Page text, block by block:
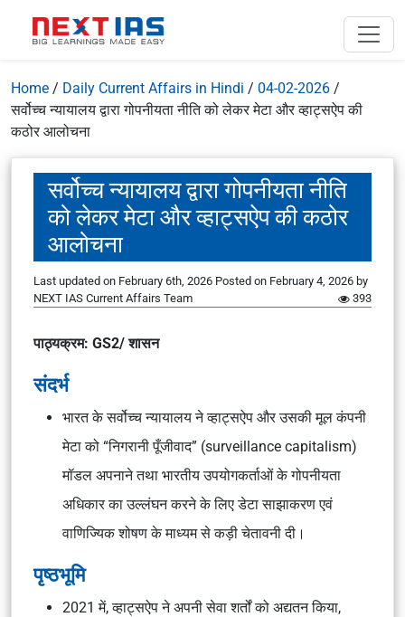
Home / Daily Current Affairs in Hindi / 04-02-2026 /
सर्वोच्च न्यायालय द्वारा गोपनीयता नीति को लेकर मेटा और व्हाट्सऐप की
कठोर आलोचना
सर्वोच्च न्यायालय द्वारा गोपनीयता नीति
को लेकर मेटा और व्हाट्सऐप की कठोर
आलोचना
Last updated on February 6th, 2026 Posted on February 4, 2026 by
NEXT IAS Current Affairs Team
393
पाठ्यक्रम: GS2/ शासन
संदर्भ
भारत के सर्वोच्च न्यायालय ने व्हाट्सऐप और उसकी मूल कंपनी
मेटा को “निगरानी पूँजीवाद” (surveillance capitalism)
मॉडल अपनाने तथा भारतीय उपयोगकर्ताओं के गोपनीयता
अधिकार का उल्लंघन करने के लिए डेटा साझाकरण एवं
वाणिज्यिक शोषण के माध्यम से कड़ी चेतावनी दी।
पृष्ठभूमि
2021 में, व्हाट्सऐप ने अपनी सेवा शर्तों को अद्यतन किया,